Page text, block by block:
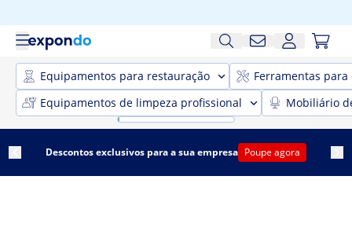
Equipamentos para restauração
Ferramentas para
Equipamentos de limpeza profissional
Mobiliário
Descontos exclusivos para a sua empresa Poupe agora